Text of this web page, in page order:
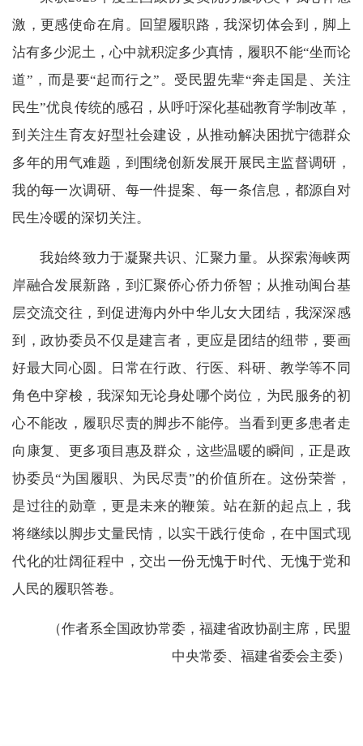
激，更感使命在肩。回望履职路，我深切体会到，脚上
沾有多少泥土，心中就积淀多少真情，履职不能“坐而论
道”，而是要“起而行之”。受民盟先辈“奔走国是、关注
民生”优良传统的感召，从呼吁深化基础教育学制改革，
到关注生育友好型社会建设，从推动解决困扰宁德群众
多年的用气难题，到围绕创新发展开展民主监督调研，
我的每一次调研、每一件提案、每一条信息，都源自对
民生冷暖的深切关注。
我始终致力于凝聚共识、汇聚力量。从探索海峡两
岸融合发展新路，到汇聚侨心侨力侨智；从推动闽台基
层交流交往，到促进海内外中华儿女大团结，我深深感
到，政协委员不仅是建言者，更应是团结的纽带，要画
好最大同心圆。日常在行政、行医、科研、教学等不同
角色中穿梭，我深知无论身处哪个岗位，为民服务的初
心不能改，履职尽责的脚步不能停。当看到更多患者走
向康复、更多项目惠及群众，这些温暖的瞬间，正是政
协委员“为国履职、为民尽责”的价值所在。这份荣誉，
是过往的勋章，更是未来的鞭策。站在新的起点上，我
将继续以脚步丈量民情，以实干践行使命，在中国式现
代化的壮阔征程中，交出一份无愧于时代、无愧于党和
人民的履职答卷。
（作者系全国政协常委，福建省政协副主席，民盟
中央常委、福建省委会主委）